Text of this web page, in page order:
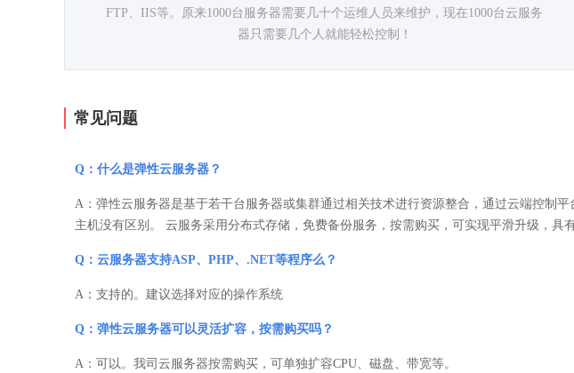
FTP、IIS等。原来1000台服务器需要几十个运维人员来维护，现在1000台云服务
器只需要几个人就能轻松控制！
常见问题
Q：什么是弹性云服务器？
A：弹性云服务器是基于若干台服务器或集群通过相关技术进行资源整合，通过云端控制
主机没有区别。 云服务采用分布式存储，免费备份服务，按需购买，可实现平滑升级，具
Q：云服务器支持ASP、PHP、.NET等程序么？
A：支持的。建议选择对应的操作系统
Q：弹性云服务器可以灵活扩容，按需购买吗？
A：可以。我司云服务器按需购买，可单独扩容CPU、磁盘、带宽等。